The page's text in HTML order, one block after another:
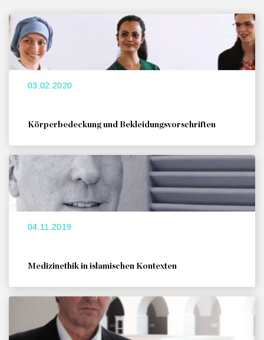
03.02.2020
Körperbedeckung und Bekleidungsvorschriften
04.11.2019
Medizinethik in islamischen Kontexten